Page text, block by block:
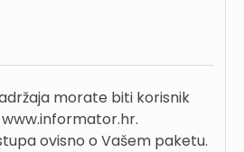
morate biti korisnik
ovisno o Vašem paketu.